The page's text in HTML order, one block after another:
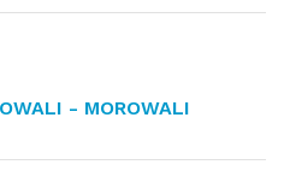
- MOROWALI